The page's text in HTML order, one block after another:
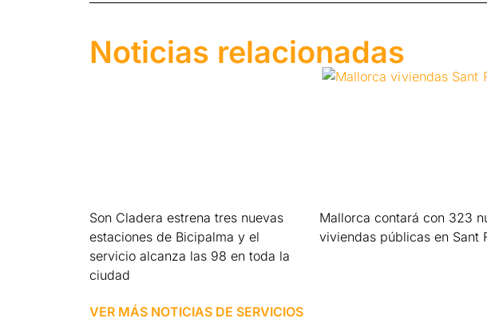
Noticias relacionadas
Son Cladera estrena tres nuevas
estaciones de Bicipalma y el
servicio alcanza las 98 en toda la
ciudad
Mallorca contará con 323
viviendas públicas en Sant
VER MÁS NOTICIAS DE SERVICIOS